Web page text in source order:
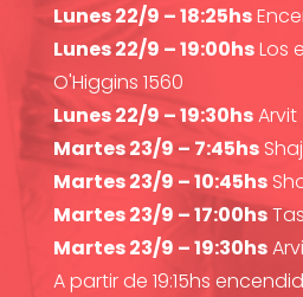
Lunes 22/9 – 18:25hs
Lunes 22/9 – 19:00hsLos
O'Higgins 1560
Lunes 22/9 – 19:30hsArvit
Martes 23/9 – 7:45hs
Martes 23/9 – 10:45hs
Martes 23/9 – 17:00hs
Martes 23/9 – 19:30hs
A partir de 19:15hs